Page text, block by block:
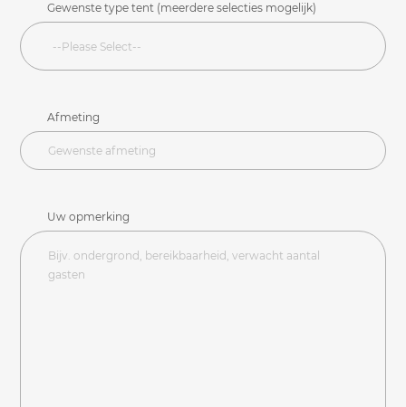
Gewenste type tent (meerdere selecties mogelijk)
Afmeting
Uw opmerking